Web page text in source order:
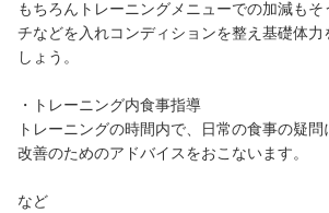
もちろんトレーニングメニューでの加減もそ
チなどを入れコンディションを整え基礎体力
しょう。
・トレーニング内食事指導
トレーニングの時間内で、日常の食事の疑
改善のためのアドバイスをおこないます。
など